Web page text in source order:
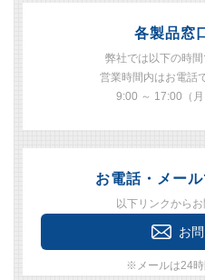
各製品窓
弊社では以下の時間
営業時間内はお電話
9:00 ～ 17:00（
お電話・メー
以下リンクからお
お
※メールは24時